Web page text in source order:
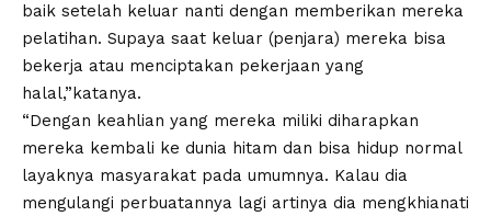
baik setelah keluar nanti dengan memberikan mereka
pelatihan. Supaya saat keluar (penjara) mereka bisa
bekerja atau menciptakan pekerjaan yang
halal,”katanya.
“Dengan keahlian yang mereka miliki diharapkan
mereka kembali ke dunia hitam dan bisa hidup normal
layaknya masyarakat pada umumnya. Kalau dia
mengulangi perbuatannya lagi artinya dia mengkhianati